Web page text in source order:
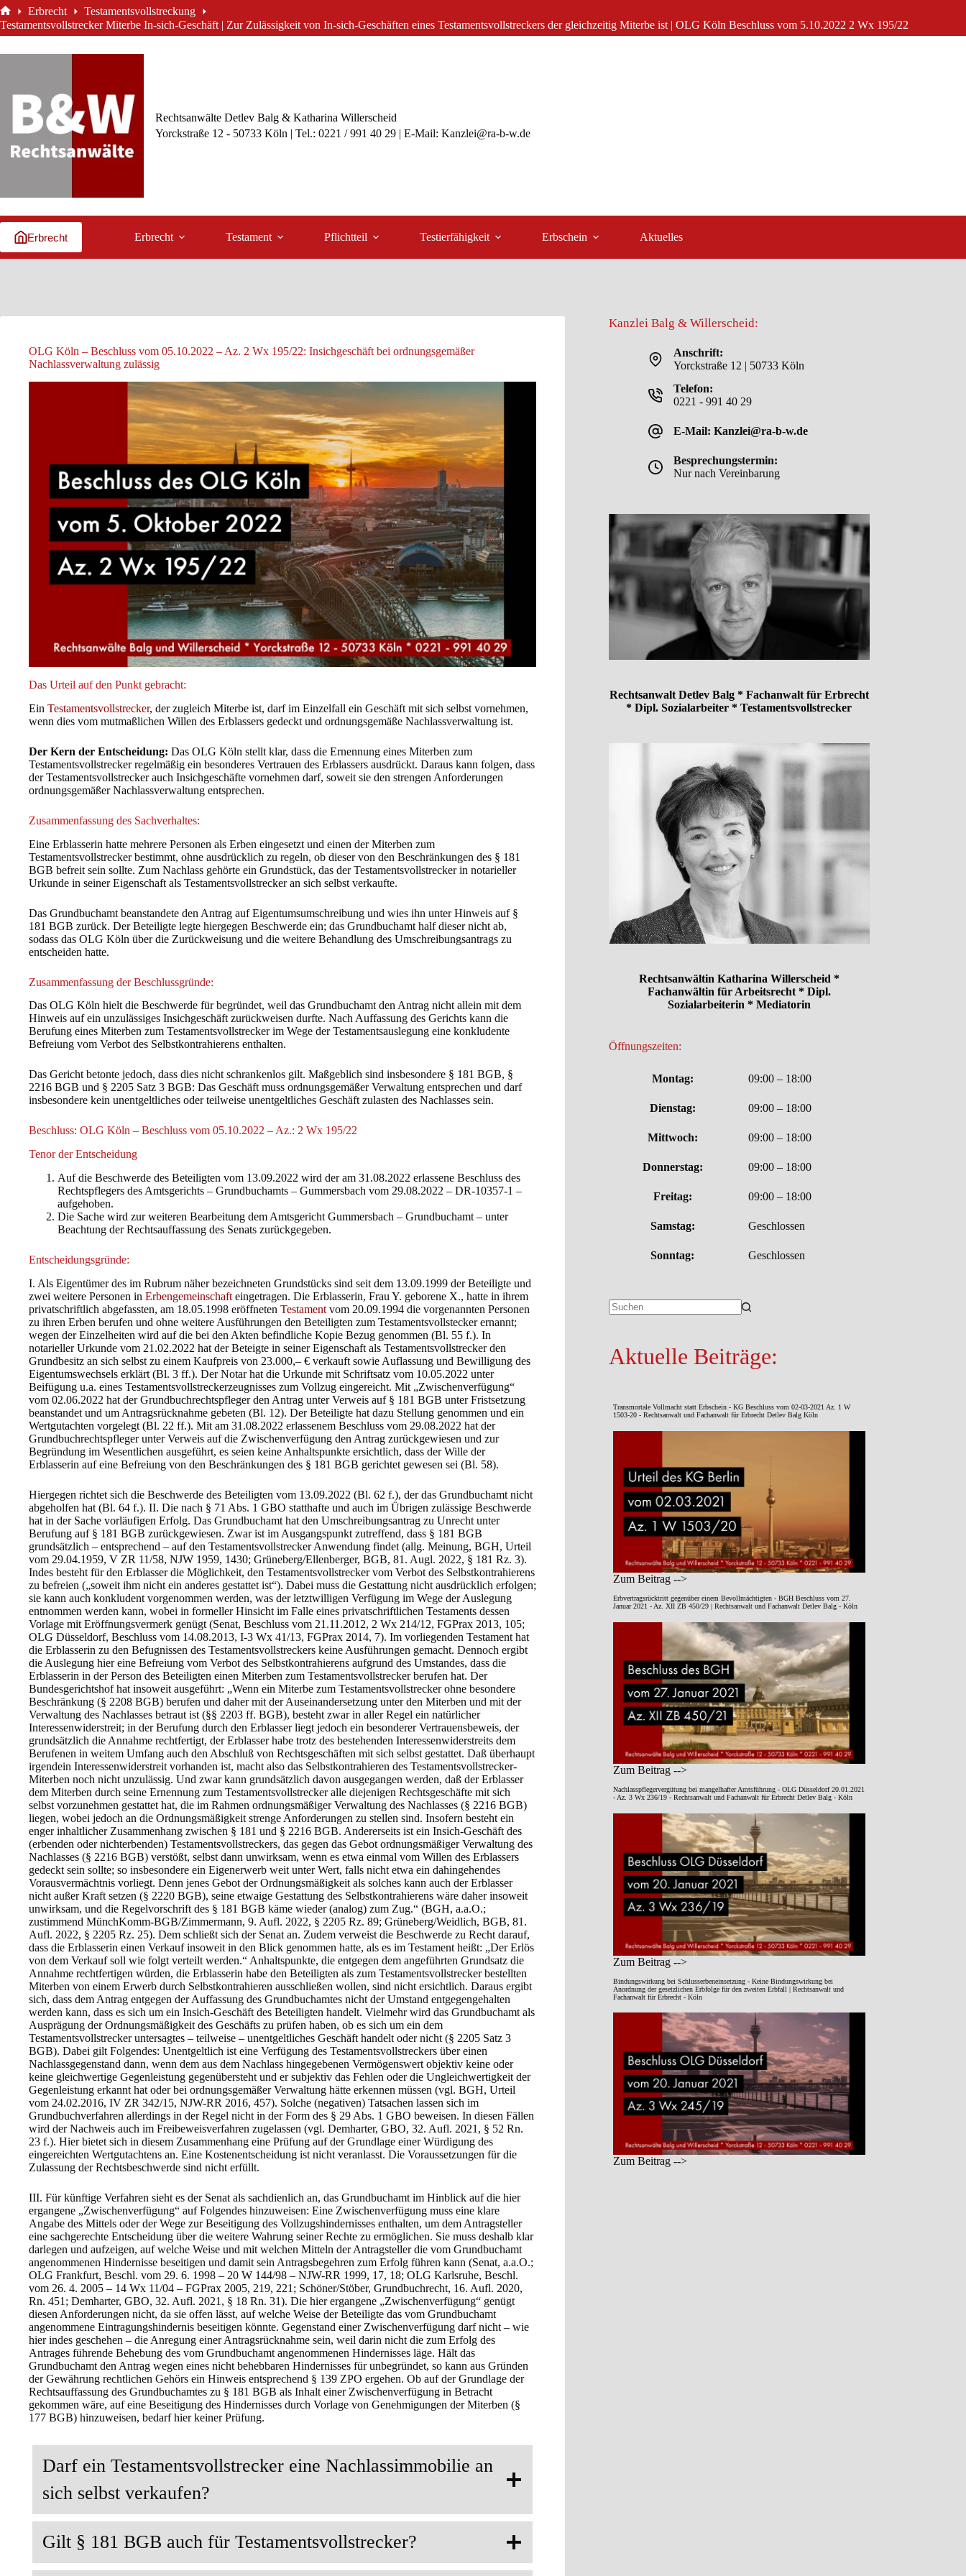
Zum
Inhalt
springen
Start
Erbrecht
Testamentsvollstreckung
Testamentsvollstrecker Miterbe In-sich-Geschäft | Zur Zulässigkeit von In-sich-Geschäften eines Testamentsvollstreckers der gleichzeitig Miterbe ist | OLG Köln Beschluss vom 5.10.2022 2 Wx 195/22
Rechtsanwälte Detlev Balg & Katharina Willerscheid
Yorckstraße 12 - 50733 Köln | Tel.: 0221 / 991 40 29 | E-Mail: Kanzlei@ra-b-w.de
Erbrecht Erbrecht Testament Pflichtteil Testierfähigkeit Erbschein Aktuelles
OLG Köln – Beschluss vom 05.10.2022 – Az. 2 Wx 195/22: Insichgeschäft bei ordnungsgemäßer
Nachlassverwaltung zulässig
Das Urteil auf den Punkt gebracht:
Ein Testamentsvollstrecker, der zugleich Miterbe ist, darf im Einzelfall ein Geschäft mit sich selbst vornehmen,
wenn dies vom mutmaßlichen Willen des Erblassers gedeckt und ordnungsgemäße Nachlassverwaltung ist.
Der Kern der Entscheidung: Das OLG Köln stellt klar, dass die Ernennung eines Miterben zum
Testamentsvollstrecker regelmäßig ein besonderes Vertrauen des Erblassers ausdrückt. Daraus kann folgen, dass
der Testamentsvollstrecker auch Insichgeschäfte vornehmen darf, soweit sie den strengen Anforderungen
ordnungsgemäßer Nachlassverwaltung entsprechen.
Zusammenfassung des Sachverhaltes:
Eine Erblasserin hatte mehrere Personen als Erben eingesetzt und einen der Miterben zum
Testamentsvollstrecker bestimmt, ohne ausdrücklich zu regeln, ob dieser von den Beschränkungen des § 181
BGB befreit sein sollte. Zum Nachlass gehörte ein Grundstück, das der Testamentsvollstrecker in notarieller
Urkunde in seiner Eigenschaft als Testamentsvollstrecker an sich selbst verkaufte.
Das Grundbuchamt beanstandete den Antrag auf Eigentumsumschreibung und wies ihn unter Hinweis auf §
181 BGB zurück. Der Beteiligte legte hiergegen Beschwerde ein; das Grundbuchamt half dieser nicht ab,
sodass das OLG Köln über die Zurückweisung und die weitere Behandlung des Umschreibungsantrags zu
entscheiden hatte.
Zusammenfassung der Beschlussgründe:
Das OLG Köln hielt die Beschwerde für begründet, weil das Grundbuchamt den Antrag nicht allein mit dem
Hinweis auf ein unzulässiges Insichgeschäft zurückweisen durfte. Nach Auffassung des Gerichts kann die
Berufung eines Miterben zum Testamentsvollstrecker im Wege der Testamentsauslegung eine konkludente
Befreiung vom Verbot des Selbstkontrahierens enthalten.
Das Gericht betonte jedoch, dass dies nicht schrankenlos gilt. Maßgeblich sind insbesondere § 181 BGB, §
2216 BGB und § 2205 Satz 3 BGB: Das Geschäft muss ordnungsgemäßer Verwaltung entsprechen und darf
insbesondere kein unentgeltliches oder teilweise unentgeltliches Geschäft zulasten des Nachlasses sein.
Beschluss: OLG Köln – Beschluss vom 05.10.2022 – Az.: 2 Wx 195/22
Tenor der Entscheidung
Auf die Beschwerde des Beteiligten vom 13.09.2022 wird der am 31.08.2022 erlassene Beschluss des
Rechtspflegers des Amtsgerichts – Grundbuchamts – Gummersbach vom 29.08.2022 – DR-10357-1 –
aufgehoben.
Die Sache wird zur weiteren Bearbeitung dem Amtsgericht Gummersbach – Grundbuchamt – unter
Beachtung der Rechtsauffassung des Senats zurückgegeben.
Entscheidungsgründe:
I. Als Eigentümer des im Rubrum näher bezeichneten Grundstücks sind seit dem 13.09.1999 der Beteiligte und
zwei weitere Personen in Erbengemeinschaft eingetragen. Die Erblasserin, Frau Y. geborene X., hatte in ihrem
privatschriftlich abgefassten, am 18.05.1998 eröffneten Testament vom 20.09.1994 die vorgenannten Personen
zu ihren Erben berufen und ohne weitere Ausführungen den Beteiligten zum Testamentsvollstecker ernannt;
wegen der Einzelheiten wird auf die bei den Akten befindliche Kopie Bezug genommen (Bl. 55 f.). In
notarieller Urkunde vom 21.02.2022 hat der Beteigte in seiner Eigenschaft als Testamentsvollstrecker den
Grundbesitz an sich selbst zu einem Kaufpreis von 23.000,– € verkauft sowie Auflassung und Bewilligung des
Eigentumswechsels erklärt (Bl. 3 ff.). Der Notar hat die Urkunde mit Schriftsatz vom 10.05.2022 unter
Beifügung u.a. eines Testamentsvollstreckerzeugnisses zum Vollzug eingereicht. Mit „Zwischenverfügung“
vom 02.06.2022 hat der Grundbuchrechtspfleger den Antrag unter Verweis auf § 181 BGB unter Fristsetzung
beanstandet und um Antragsrücknahme gebeten (Bl. 12). Der Beteiligte hat dazu Stellung genommen und ein
Wertgutachten vorgelegt (Bl. 22 ff.). Mit am 31.08.2022 erlassenem Beschluss vom 29.08.2022 hat der
Grundbuchrechtspfleger unter Verweis auf die Zwischenverfügung den Antrag zurückgewiesen und zur
Begründung im Wesentlichen ausgeführt, es seien keine Anhaltspunkte ersichtlich, dass der Wille der
Erblasserin auf eine Befreiung von den Beschränkungen des § 181 BGB gerichtet gewesen sei (Bl. 58).
Hiergegen richtet sich die Beschwerde des Beteiligten vom 13.09.2022 (Bl. 62 f.), der das Grundbuchamt nicht
abgeholfen hat (Bl. 64 f.). II. Die nach § 71 Abs. 1 GBO statthafte und auch im Übrigen zulässige Beschwerde
hat in der Sache vorläufigen Erfolg. Das Grundbuchamt hat den Umschreibungsantrag zu Unrecht unter
Berufung auf § 181 BGB zurückgewiesen. Zwar ist im Ausgangspunkt zutreffend, dass § 181 BGB
grundsätzlich – entsprechend – auf den Testamentsvollstrecker Anwendung findet (allg. Meinung, BGH, Urteil
vom 29.04.1959, V ZR 11/58, NJW 1959, 1430; Grüneberg/Ellenberger, BGB, 81. Augl. 2022, § 181 Rz. 3).
Indes besteht für den Erblasser die Möglichkeit, den Testamentsvollstrecker vom Verbot des Selbstkontrahierens
zu befreien („soweit ihm nicht ein anderes gestattet ist“). Dabei muss die Gestattung nicht ausdrücklich erfolgen;
sie kann auch konkludent vorgenommen werden, was der letztwilligen Verfügung im Wege der Auslegung
entnommen werden kann, wobei in formeller Hinsicht im Falle eines privatschriftlichen Testaments dessen
Vorlage mit Eröffnungsvermerk genügt (Senat, Beschluss vom 21.11.2012, 2 Wx 214/12, FGPrax 2013, 105;
OLG Düsseldorf, Beschluss vom 14.08.2013, I-3 Wx 41/13, FGPrax 2014, 7). Im vorliegenden Testament hat
die Erblasserin zu den Befugnissen des Testamentsvollstreckers keine Ausführungen gemacht. Dennoch ergibt
die Auslegung hier eine Befreiung vom Verbot des Selbstkontrahierens aufgrund des Umstandes, dass die
Erblasserin in der Person des Beteiligten einen Miterben zum Testamentsvollstrecker berufen hat. Der
Bundesgerichtshof hat insoweit ausgeführt: „Wenn ein Miterbe zum Testamentsvollstrecker ohne besondere
Beschränkung (§ 2208 BGB) berufen und daher mit der Auseinandersetzung unter den Miterben und mit der
Verwaltung des Nachlasses betraut ist (§§ 2203 ff. BGB), besteht zwar in aller Regel ein natürlicher
Interessenwiderstreit; in der Berufung durch den Erblasser liegt jedoch ein besonderer Vertrauensbeweis, der
grundsätzlich die Annahme rechtfertigt, der Erblasser habe trotz des bestehenden Interessenwiderstreits dem
Berufenen in weitem Umfang auch den Abschluß von Rechtsgeschäften mit sich selbst gestattet. Daß überhaupt
irgendein Interessenwiderstreit vorhanden ist, macht also das Selbstkontrahieren des Testamentsvollstrecker-
Miterben noch nicht unzulässig. Und zwar kann grundsätzlich davon ausgegangen werden, daß der Erblasser
dem Miterben durch seine Ernennung zum Testamentsvollstrecker alle diejenigen Rechtsgeschäfte mit sich
selbst vorzunehmen gestattet hat, die im Rahmen ordnungsmäßiger Verwaltung des Nachlasses (§ 2216 BGB)
liegen, wobei jedoch an die Ordnungsmäßigkeit strenge Anforderungen zu stellen sind. Insofern besteht ein
enger inhaltlicher Zusammenhang zwischen § 181 und § 2216 BGB. Andererseits ist ein Insich-Geschäft des
(erbenden oder nichterbenden) Testamentsvollstreckers, das gegen das Gebot ordnungsmäßiger Verwaltung des
Nachlasses (§ 2216 BGB) verstößt, selbst dann unwirksam, wenn es etwa einmal vom Willen des Erblassers
gedeckt sein sollte; so insbesondere ein Eigenerwerb weit unter Wert, falls nicht etwa ein dahingehendes
Vorausvermächtnis vorliegt. Denn jenes Gebot der Ordnungsmäßigkeit als solches kann auch der Erblasser
nicht außer Kraft setzen (§ 2220 BGB), seine etwaige Gestattung des Selbstkontrahierens wäre daher insoweit
unwirksam, und die Regelvorschrift des § 181 BGB käme wieder (analog) zum Zug.“ (BGH, a.a.O.;
zustimmend MünchKomm-BGB/Zimmermann, 9. Aufl. 2022, § 2205 Rz. 89; Grüneberg/Weidlich, BGB, 81.
Aufl. 2022, § 2205 Rz. 25). Dem schließt sich der Senat an. Zudem verweist die Beschwerde zu Recht darauf,
dass die Erblasserin einen Verkauf insoweit in den Blick genommen hatte, als es im Testament heißt: „Der Erlös
von dem Verkauf soll wie folgt verteilt werden.“ Anhaltspunkte, die entgegen dem angeführten Grundsatz die
Annahme rechtfertigen würden, die Erblasserin habe den Beteiligten als zum Testamentsvollstrecker bestellten
Miterben von einem Erwerb durch Selbstkontrahieren ausschließen wollen, sind nicht ersichtlich. Daraus ergibt
sich, dass dem Antrag entgegen der Auffassung des Grundbuchamtes nicht der Umstand entgegengehalten
werden kann, dass es sich um ein Insich-Geschäft des Beteiligten handelt. Vielmehr wird das Grundbuchamt als
Ausprägung der Ordnungsmäßigkeit des Geschäfts zu prüfen haben, ob es sich um ein dem
Testamentsvollstrecker untersagtes – teilweise – unentgeltliches Geschäft handelt oder nicht (§ 2205 Satz 3
BGB). Dabei gilt Folgendes: Unentgeltlich ist eine Verfügung des Testamentsvollstreckers über einen
Nachlassgegenstand dann, wenn dem aus dem Nachlass hingegebenen Vermögenswert objektiv keine oder
keine gleichwertige Gegenleistung gegenübersteht und er subjektiv das Fehlen oder die Ungleichwertigkeit der
Gegenleistung erkannt hat oder bei ordnungsgemäßer Verwaltung hätte erkennen müssen (vgl. BGH, Urteil
vom 24.02.2016, IV ZR 342/15, NJW-RR 2016, 457). Solche (negativen) Tatsachen lassen sich im
Grundbuchverfahren allerdings in der Regel nicht in der Form des § 29 Abs. 1 GBO beweisen. In diesen Fällen
wird der Nachweis auch im Freibeweisverfahren zugelassen (vgl. Demharter, GBO, 32. Aufl. 2021, § 52 Rn.
23 f.). Hier bietet sich in diesem Zusammenhang eine Prüfung auf der Grundlage einer Würdigung des
eingereichten Wertgutachtens an. Eine Kostenentscheidung ist nicht veranlasst. Die Voraussetzungen für die
Zulassung der Rechtsbeschwerde sind nicht erfüllt.
III. Für künftige Verfahren sieht es der Senat als sachdienlich an, das Grundbuchamt im Hinblick auf die hier
ergangene „Zwischenverfügung“ auf Folgendes hinzuweisen: Eine Zwischenverfügung muss eine klare
Angabe des Mittels oder der Wege zur Beseitigung des Vollzugshindernisses enthalten, um dem Antragsteller
eine sachgerechte Entscheidung über die weitere Wahrung seiner Rechte zu ermöglichen. Sie muss deshalb klar
darlegen und aufzeigen, auf welche Weise und mit welchen Mitteln der Antragsteller die vom Grundbuchamt
angenommenen Hindernisse beseitigen und damit sein Antragsbegehren zum Erfolg führen kann (Senat, a.a.O.;
OLG Frankfurt, Beschl. vom 29. 6. 1998 – 20 W 144/98 – NJW-RR 1999, 17, 18; OLG Karlsruhe, Beschl.
vom 26. 4. 2005 – 14 Wx 11/04 – FGPrax 2005, 219, 221; Schöner/Stöber, Grundbuchrecht, 16. Aufl. 2020,
Rn. 451; Demharter, GBO, 32. Aufl. 2021, § 18 Rn. 31). Die hier ergangene „Zwischenverfügung“ genügt
diesen Anforderungen nicht, da sie offen lässt, auf welche Weise der Beteiligte das vom Grundbuchamt
angenommene Eintragungshindernis beseitigen könnte. Gegenstand einer Zwischenverfügung darf nicht – wie
hier indes geschehen – die Anregung einer Antragsrücknahme sein, weil darin nicht die zum Erfolg des
Antrages führende Behebung des vom Grundbuchamt angenommenen Hindernisses läge. Hält das
Grundbuchamt den Antrag wegen eines nicht behebbaren Hindernisses für unbegründet, so kann aus Gründen
der Gewährung rechtlichen Gehörs ein Hinweis entsprechend § 139 ZPO ergehen. Ob auf der Grundlage der
Rechtsauffassung des Grundbuchamtes zu § 181 BGB als Inhalt einer Zwischenverfügung in Betracht
gekommen wäre, auf eine Beseitigung des Hindernisses durch Vorlage von Genehmigungen der Miterben (§
177 BGB) hinzuweisen, bedarf hier keiner Prüfung.
Darf ein Testamentsvollstrecker eine Nachlassimmobilie an
sich selbst verkaufen?
Gilt § 181 BGB auch für Testamentsvollstrecker?
Kanzlei Balg & Willerscheid:
Anschrift:
Yorckstraße 12 | 50733 Köln
Telefon:
0221 - 991 40 29
E-Mail: Kanzlei@ra-b-w.de
Besprechungstermin:
Nur nach Vereinbarung
Rechtsanwalt Detlev Balg * Fachanwalt für Erbrecht
* Dipl. Sozialarbeiter * Testamentsvollstrecker
Rechtsanwältin Katharina Willerscheid *
Fachanwältin für Arbeitsrecht * Dipl.
Sozialarbeiterin * Mediatorin
Öffnungszeiten:
Montag: 09:00 – 18:00
Dienstag: 09:00 – 18:00
Mittwoch: 09:00 – 18:00
Donnerstag: 09:00 – 18:00
Freitag: 09:00 – 18:00
Samstag: Geschlossen
Sonntag: Geschlossen
Aktuelle Beiträge:
Transmortale Vollmacht statt Erbschein - KG Beschluss vom 02-03-2021 Az. 1 W
1503-20 - Rechtsanwalt und Fachanwalt für Erbrecht Detlev Balg Köln
Zum Beitrag -->
Erbvertragsrücktritt gegenüber einem Bevollmächtigten - BGH Beschluss vom 27.
Januar 2021 - Az. XII ZB 450/29 | Rechtsanwalt und Fachanwalt Detlev Balg - Köln
Zum Beitrag -->
Nachlasspflegervergütung bei mangelhafter Amtsführung - OLG Düsseldorf 20.01.2021
- Az. 3 Wx 236/19 - Rechtsanwalt und Fachanwalt für Erbrecht Detlev Balg - Köln
Zum Beitrag -->
Bindungswirkung bei Schlusserbeneinsetzung - Keine Bindungswirkung bei
Anordnung der gesetzlichen Erbfolge für den zweiten Erbfall | Rechtsanwalt und
Fachanwalt für Erbrecht - Köln
Zum Beitrag -->